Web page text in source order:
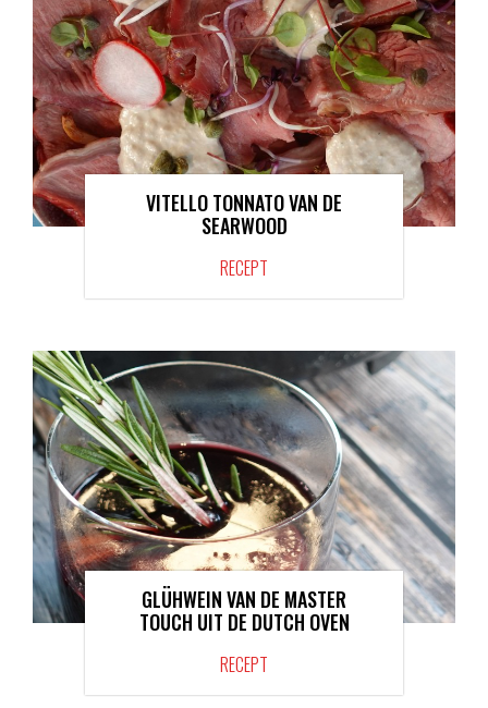
VITELLO TONNATO VAN DE
SEARWOOD
RECEPT
GLÜHWEIN VAN DE MASTER
TOUCH UIT DE DUTCH OVEN
RECEPT